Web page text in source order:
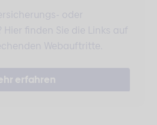
oder
finden Sie die Links auf
Webauftritte.
erfahren